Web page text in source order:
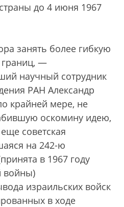
до 4 июня 1967
занять более гибкую
—
научный сотрудник
РАН Александр
крайней мере, не
оскомину идею,
советская
на 242-ю
в 1967 году
войны)
израильских войск
в ходе